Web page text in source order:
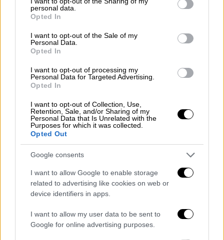
grant or deny consent to Google and its third-party tags to
use your data for below specified purposes in below Google
consent section.
personal data.
Opted In
I want to opt-out of the Sale of my
Personal Data.
Opted In
I want to opt-out of processing my
Personal Data for Targeted Advertising.
Opted In
I want to opt-out of Collection, Use,
Retention, Sale, and/or Sharing of my
Personal Data that Is Unrelated with the
Purposes for which it was collected.
Opted Out
Google consents
I want to allow Google to enable storage
related to advertising like cookies on web or
device identifiers in apps.
I want to allow my user data to be sent to
Google for online advertising purposes.
εξεταστικά κέντρα
όπου διεξάγονται οι
Πανελλαδικές Εξετάσεις.
Συνεχίζονται οι μετασεισμοί - Οι
κίτρινες κατοικίες
μετασεισμική δραστηριότητα διατηρείται
πληροφορίες της ΕΡΤ. Οι δονήσεις
ξεπέρασαν τις70 κατά τις νυχτερινές ώρες
Σχετικά με τις επιθεωρήσεις των κτιρίων, οι
πρώτες εκτιμήσεις για τη Δαφνούσα
δείχνουν φθορές σε τουλάχιστον οκτώ
κατοικίες,εκ των οποίων δύο έχουν κριθεί
κίτρινες. Συνολικά, συμπεριλαμβανομένου
χαρακτηριστεί μέχρι στιγμήςως «κίτρινα»
ανέρχονται σε 15